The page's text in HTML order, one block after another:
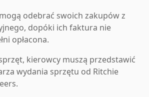
odebrać swoich zakupów z
dopóki ich faktura nie
opłacona.
kierowcy muszą przedstawić
wydania sprzętu od Ritchie